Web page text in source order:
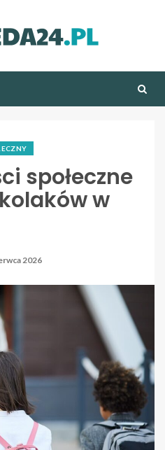
społeczne
w
2026